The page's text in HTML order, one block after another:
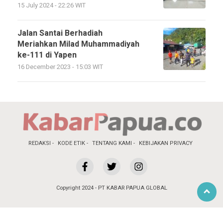
15 July 2024 - 22:26 WIT
Jalan Santai Berhadiah
Meriahkan Milad Muhammadiyah
ke-111 di Yapen
16 December 2023 - 15:03 WIT
REDAKSI KODE ETIK TENTANG KAMI KEBIJAKAN PRIVACY
Copyright 2024 - PT KABAR PAPUA GLOBAL